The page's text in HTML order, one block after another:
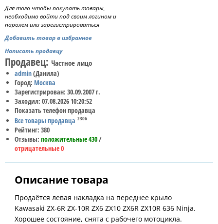
Для того чтобы покупать товары,
необходимо войти под своим логином и
паролем или зарегистрироваться
Добавить товар в избранное
Написать продавцу
Продавец: Частное лицо
admin(Данила)
Город: Москва
Зарегистрирован: 30.09.2007 г.
Заходил: 07.08.2026 10:20:52
Показать телефон продавца
Все товары продавца 2306
Рейтинг: 380
Отзывы: положительные 430/
отрицательные 0
Описание товара
Продаётся левая накладка на переднее крыло
Kawasaki ZX-6R ZX-10R ZX6 ZX10 ZX6R ZX10R 636 Ninja.
Хорошее состояние, снята с рабочего мотоцикла.